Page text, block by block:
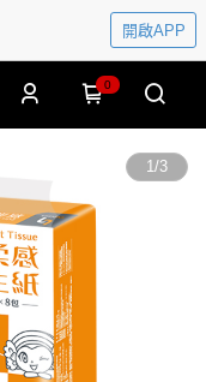
開啟APP
0
1/3